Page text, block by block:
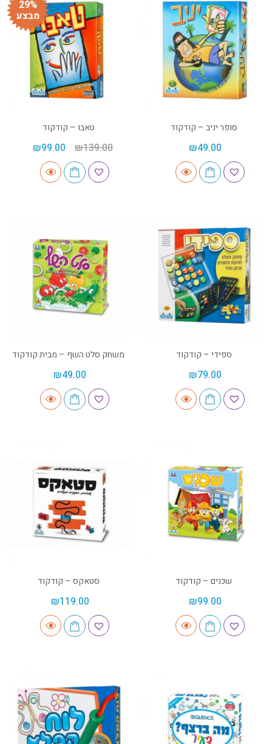
סופר יניב – קודקוד
₪49.00
29%
מבצע
טאבו – קודקוד
₪139.00
₪99.00
ספידי – קודקוד
₪79.00
משחק סלט השף – מבית קודקוד
₪49.00
שכנים – קודקוד
₪99.00
סטאקס – קודקוד
₪119.00